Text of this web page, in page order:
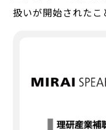
扱いが開始されたこ